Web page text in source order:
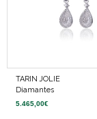
TARIN JOLIE
Diamantes
5.465,00€